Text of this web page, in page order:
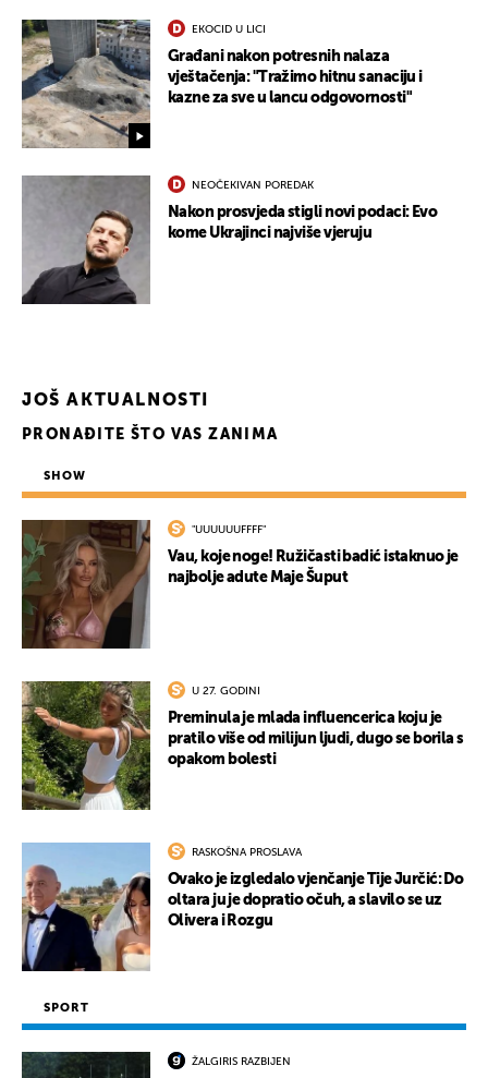
EKOCID U LICI
Građani nakon potresnih nalaza
vještačenja: "Tražimo hitnu sanaciju i
kazne za sve u lancu odgovornosti"
NEOČEKIVAN POREDAK
Nakon prosvjeda stigli novi podaci: Evo
kome Ukrajinci najviše vjeruju
JOŠ AKTUALNOSTI
PRONAĐITE ŠTO VAS ZANIMA
SHOW
"UUUUUUFFFF"
Vau, koje noge! Ružičasti badić istaknuo je
najbolje adute Maje Šuput
U 27. GODINI
Preminula je mlada influencerica koju je
pratilo više od milijun ljudi, dugo se borila s
opakom bolesti
RASKOŠNA PROSLAVA
Ovako je izgledalo vjenčanje Tije Jurčić: Do
oltara ju je dopratio očuh, a slavilo se uz
Olivera i Rozgu
SPORT
ŽALGIRIS RAZBIJEN
UKLJUČITE NOTIFIKACIJE